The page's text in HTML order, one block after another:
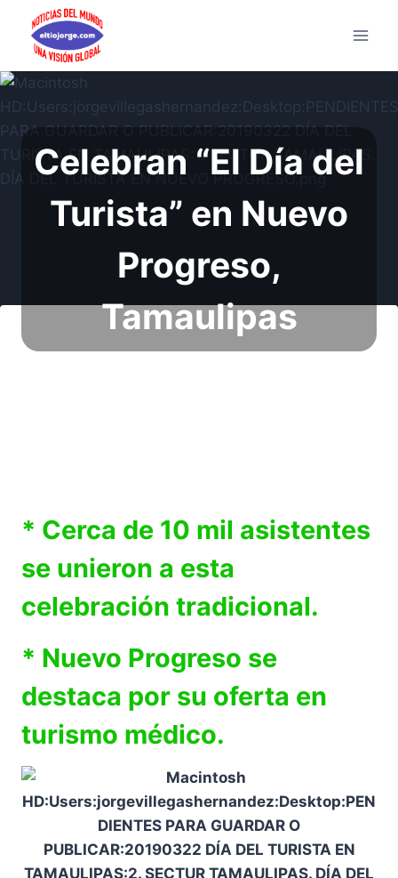
Saltar
contenido
Celebran “El Día del
Turista” en Nuevo
Progreso,
Tamaulipas
* Cerca de 10 mil asistentes
se unieron a esta
celebración tradicional.
* Nuevo Progreso se
destaca por su oferta en
turismo médico.